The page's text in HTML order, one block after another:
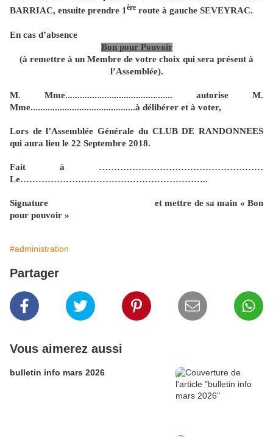
BARRIAC, ensuite prendre 1 ère route à gauche SEVEYRAC.
En cas d’absence
Bon pour Pouvoir
(à remettre à un Membre de votre choix qui sera présent à
l’Assemblée).
M. Mme............................................ autorise M.
Mme...........................................à délibérer et à voter,
Lors de l’Assemblée Générale du CLUB DE RANDONNEES
qui aura lieu le 22 Septembre 2018.
Fait à ………………………………………………
Le……………………………………………………..
Signature et mettre de sa main « Bon
pour pouvoir »
#administration
Partager
Vous aimerez aussi
bulletin info mars 2026